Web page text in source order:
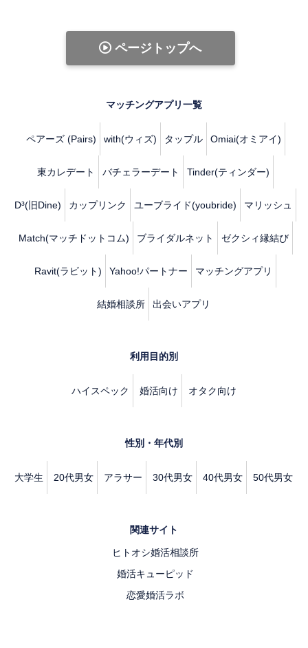
ページトップへ
マッチングアプリ一覧
ペアーズ (Pairs) with(ウィズ) タップル Omiai(オミアイ)
東カレデート バチェラーデート Tinder(ティンダー)
D³(旧Dine) カップリンク ユーブライド(youbride) マリッシュ
Match(マッチドットコム) ブライダルネット ゼクシィ縁結び
Ravit(ラビット) Yahoo!パートナー マッチングアプリ
結婚相談所 出会いアプリ
利用目的別
ハイスペック 婚活向け オタク向け
性別・年代別
大学生 20代男女 アラサー 30代男女 40代男女 50代男女
関連サイト
ヒトオシ婚活相談所
婚活キューピッド
恋愛婚活ラボ